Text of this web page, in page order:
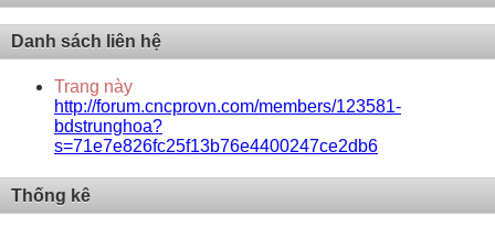
Danh sách liên hệ
Trang này
http://forum.cncprovn.com/members/123581-
bdstrunghoa?
s=71e7e826fc25f13b76e4400247ce2db6
Thống kê